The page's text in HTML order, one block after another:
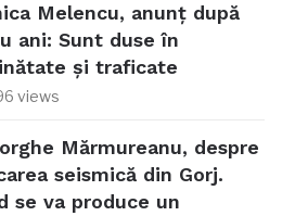
Melencu, anunț după
ani: Sunt duse în
și traficate
views
Mărmureanu, despre
seismică din Gorj.
se va produce un